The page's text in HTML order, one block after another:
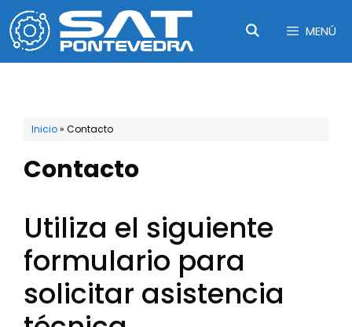
Saltar
al
contenido
MENÚ
Inicio» Contacto
Contacto
Utiliza el siguiente
formulario para
solicitar asistencia